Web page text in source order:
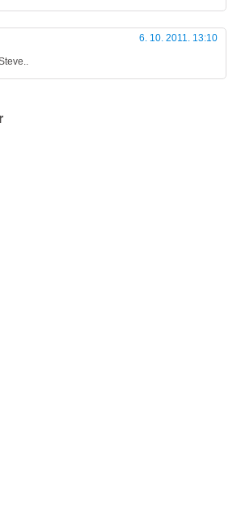
6. 10. 2011. 13:10